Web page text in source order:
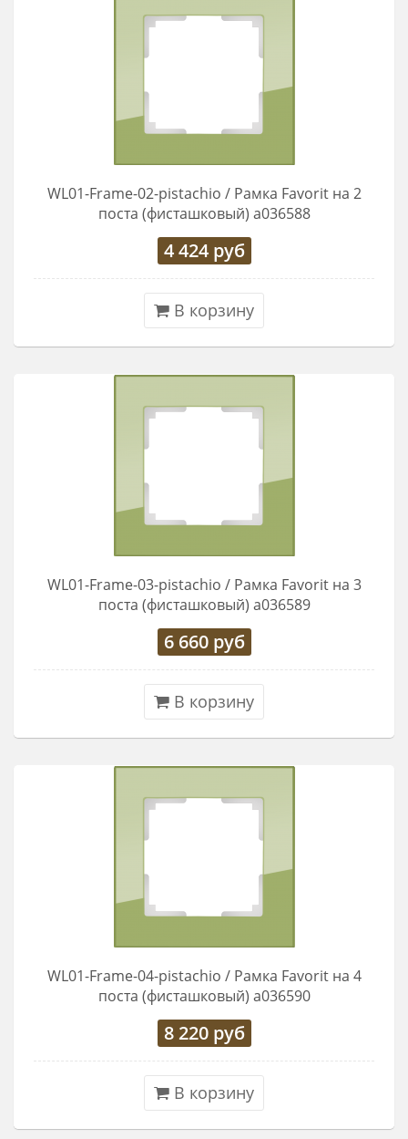
WL01-Frame-02-pistachio / Рамка Favorit на 2
поста (фисташковый) a036588
4 424руб
В корзину
WL01-Frame-03-pistachio / Рамка Favorit на 3
поста (фисташковый) a036589
6 660руб
В корзину
WL01-Frame-04-pistachio / Рамка Favorit на 4
поста (фисташковый) a036590
8 220руб
В корзину